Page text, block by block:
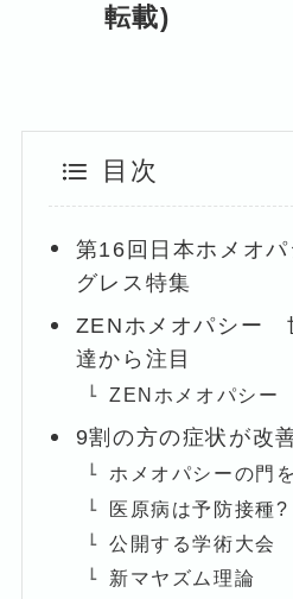
転載)
目次
第16回日本ホメオ
グレス特集
ZENホメオパシー
達から注目
ZENホメオパシー
9割の方の症状が改
ホメオパシーの門
医原病は予防接種?
公開する学術大会
新マヤズム理論